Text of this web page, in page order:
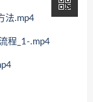
法.mp4
程_1-.mp4